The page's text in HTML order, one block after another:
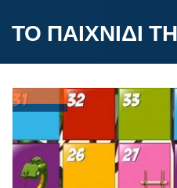
ΤΟ ΠΑΙΧΝΙΔΙ